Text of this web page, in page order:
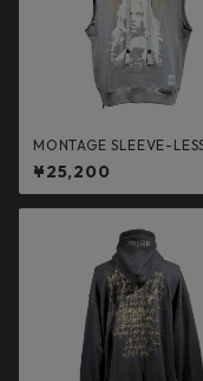
MONTAGE SLEEVE-
ODED (LIGHT GRAY)
¥25,200